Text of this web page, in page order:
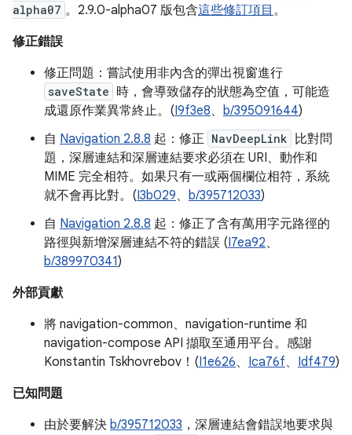
alpha07 。2.9.0-alpha07 版包含這些修訂項目 。
修正錯誤
修正問題：嘗試使用非內含的彈出視窗進行
saveState 時，會導致儲存的狀態為空值，可能造
成還原作業異常終止。(I9f3e8、 b/395091644)
自 Navigation 2.8.8 起：修正 NavDeepLink 比對問
題，深層連結和深層連結要求必須在 URI、動作和
MIME 完全相符。如果只有一或兩個欄位相符，系統
就不會再比對。(I3b029、 b/395712033)
自 Navigation 2.8.8 起：修正了含有萬用字元路徑的
路徑與新增深層連結不符的錯誤 (I7ea92、
b/389970341)
外部貢獻
將 navigation-common、navigation-runtime 和
navigation-compose API 擷取至通用平台。感謝
Konstantin Tskhovrebov！(I1e626、 Ica76f、 Idf479)
已知問題
由於要解決 b/395712033 ，深層連結會錯誤地要求與